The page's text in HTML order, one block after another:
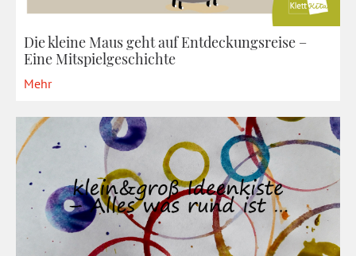
Die kleine Maus geht auf Entdeckungsreise –
Eine Mitspielgeschichte
Mehr